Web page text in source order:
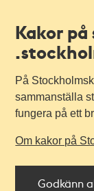
Kakor
På
sammanställa
fungera på ett
Om kakor på
Godkänn